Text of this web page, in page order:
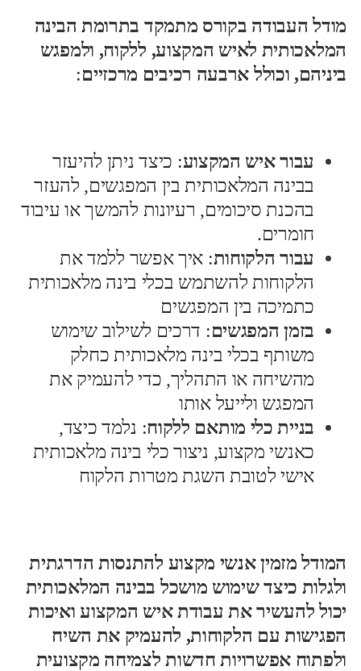
מודל העבודה בקורס מתמקד בתרומת הבינה
המלאכותית לאיש המקצוע, ללקוח, ולמפגש
ביניהם, וכולל ארבעה רכיבים מרכזיים:
עבור איש המקצוע: כיצד ניתן להיעזר
בבינה המלאכותית בין המפגשים, להעזר
בהכנת סיכומים, רעיונות להמשך או עיבוד
חומרים.
עבור הלקוחות: איך אפשר ללמד את
הלקוחות להשתמש בכלי בינה מלאכותית
כתמיכה בין המפגשים
בזמן המפגשים: דרכים לשילוב שימוש
משותף בכלי בינה מלאכותית כחלק
מהשיחה או התהליך, כדי להעמיק את
המפגש ולייעל אותו
בניית כלי מותאם ללקוח: נלמד כיצד,
כאנשי מקצוע, ניצור כלי בינה מלאכותית
אישי לטובת השגת מטרות הלקוח
המודל מזמין אנשי מקצוע להתנסות הדרגתית
ולגלות כיצד שימוש מושכל בבינה המלאכותית
יכול להעשיר את עבודת איש המקצוע ואיכות
הפגישות עם הלקוחות, להעמיק את השיח
ולפתוח אפשרויות חדשות לצמיחה מקצועית